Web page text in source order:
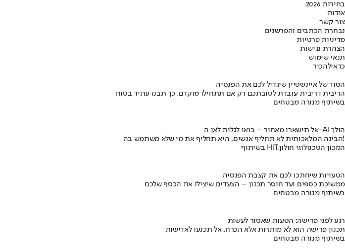
בחירות 2026
אודות
צור קשר
נבחרת הכתבים והפרשנים
מדיניות פרטיות
הצהרת נגישות
תנאי שימוש
כדאילהכיר
הסוד של איינשטיין שיגדיל לכם את הפנסיה
הריבית דריבית עובדת לטובתכם רק אם תתחילו מוקדם. כך תבנו עתיד בטוח
בשיתוף מנורה מבטחים
אל תישארו מאחור – בואו לגלות לאן ה-AI הולך
הבינה המלאכותית לא תחליף אנשים, היא תחליף את מי שלא משתמש בה!
בשיתוף HIT,המכון הטכנולוגי חולון
הטעויות שיחתכו לכם את קצבת הפנסיה
ממשיכת כספים ועד חוסר תכנון – הצעדים שיצילו את הכסף שלכם
בשיתוף מנורה מבטחים
רגע לפני פרישה: הטעות שאסור לעשות
תכנון פרישה הוא לא מותרות אלא הכרח. אל תכנעו לאדישות
בשיתוף מנורה מבטחים